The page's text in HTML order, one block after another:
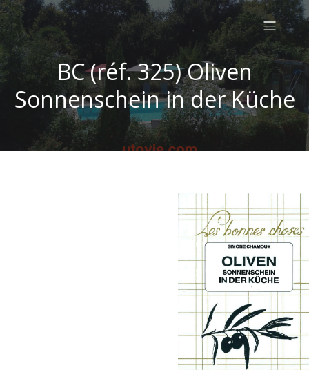
BC (réf. 325) Oliven
Sonnenschein in der Küche